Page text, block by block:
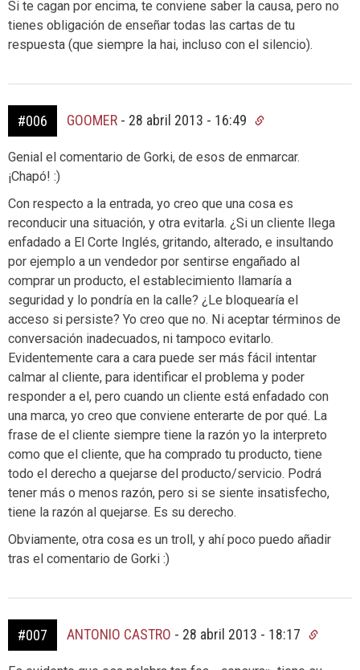
Si te cagan por encima, te conviene saber la causa, pero no
tienes obligación de enseñar todas las cartas de tu
respuesta (que siempre la hai, incluso con el silencio).
#006 GOOMER - 28 abril 2013 - 16:49
Genial el comentario de Gorki, de esos de enmarcar.
¡Chapó! :)
Con respecto a la entrada, yo creo que una cosa es
reconducir una situación, y otra evitarla. ¿Si un cliente llega
enfadado a El Corte Inglés, gritando, alterado, e insultando
por ejemplo a un vendedor por sentirse engañado al
comprar un producto, el establecimiento llamaría a
seguridad y lo pondría en la calle? ¿Le bloquearía el
acceso si persiste? Yo creo que no. Ni aceptar términos de
conversación inadecuados, ni tampoco evitarlo.
Evidentemente cara a cara puede ser más fácil intentar
calmar al cliente, para identificar el problema y poder
responder a el, pero cuando un cliente está enfadado con
una marca, yo creo que conviene enterarte de por qué. La
frase de el cliente siempre tiene la razón yo la interpreto
como que el cliente, que ha comprado tu producto, tiene
todo el derecho a quejarse del producto/servicio. Podrá
tener más o menos razón, pero si se siente insatisfecho,
tiene la razón al quejarse. Es su derecho.
Obviamente, otra cosa es un troll, y ahí poco puedo añadir
tras el comentario de Gorki :)
#007 ANTONIO CASTRO - 28 abril 2013 - 18:17